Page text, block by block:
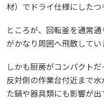
材）でドライ仕様にしたつ
ところが、回転釜を通常
がかなり周囲へ飛散してい
しかも厨房がコンパクト
反対側の作業台付近まで
た鍋や器具類にも影響が出